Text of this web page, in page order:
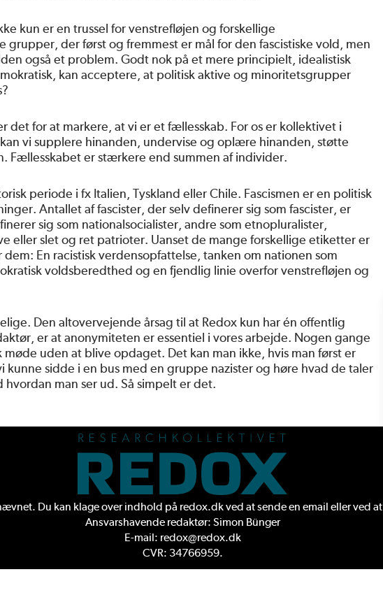
kun er en trussel for venstrefløjen og forskellige
der først og fremmest er mål for den fascistiske vold, men
også et problem. Godt nok på et mere principielt, idealistisk
kan acceptere, at politisk aktive og minoritetsgrupper
det for at markere, at vi er et fællesskab. For os er kollektivet i
vi supplere hinanden, undervise og oplære hinanden, støtte
Fællesskabet er stærkere end summen af individer.
periode i fx Italien, Tyskland eller Chile. Fascismen er en politisk
Antallet af fascister, der selv definerer sig som fascister, er
sig som nationalsocialister, andre som etnopluralister,
eller slet og ret patrioter. Uanset de mange forskellige etiketter er
En racistisk verdensopfattelse, tanken om nationen som
voldsberedthed og en fjendlig linie overfor venstrefløjen og
Den altovervejende årsag til at Redox kun har én offentlig
er at anonymiteten er essentiel i vores arbejde. Nogen gange
uden at blive opdaget. Det kan man ikke, hvis man først er
sidde i en bus med en gruppe nazister og høre hvad de taler
man ser ud. Så simpelt er det.
Du kan klage over indhold på redox.dk ved at sende en email eller ved at
Ansvarshavende redaktør: Simon Bünger
E-mail: redox@redox.dk
CVR: 34766959.